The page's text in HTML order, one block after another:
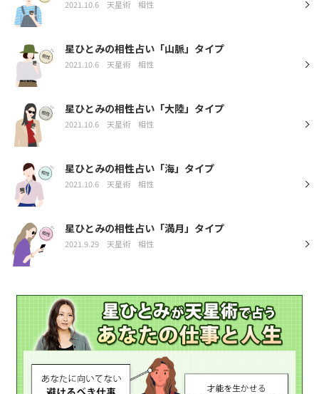
2021.10.6 天星術 相性
星ひとみの相性占い「山脈」タイプ
2021.10.6 天星術 相性
星ひとみの相性占い「大陸」タイプ
2021.10.6 天星術 相性
星ひとみの相性占い「海」タイプ
2021.10.6 天星術 相性
星ひとみの相性占い「満月」タイプ
2021.9.29 天星術 相性